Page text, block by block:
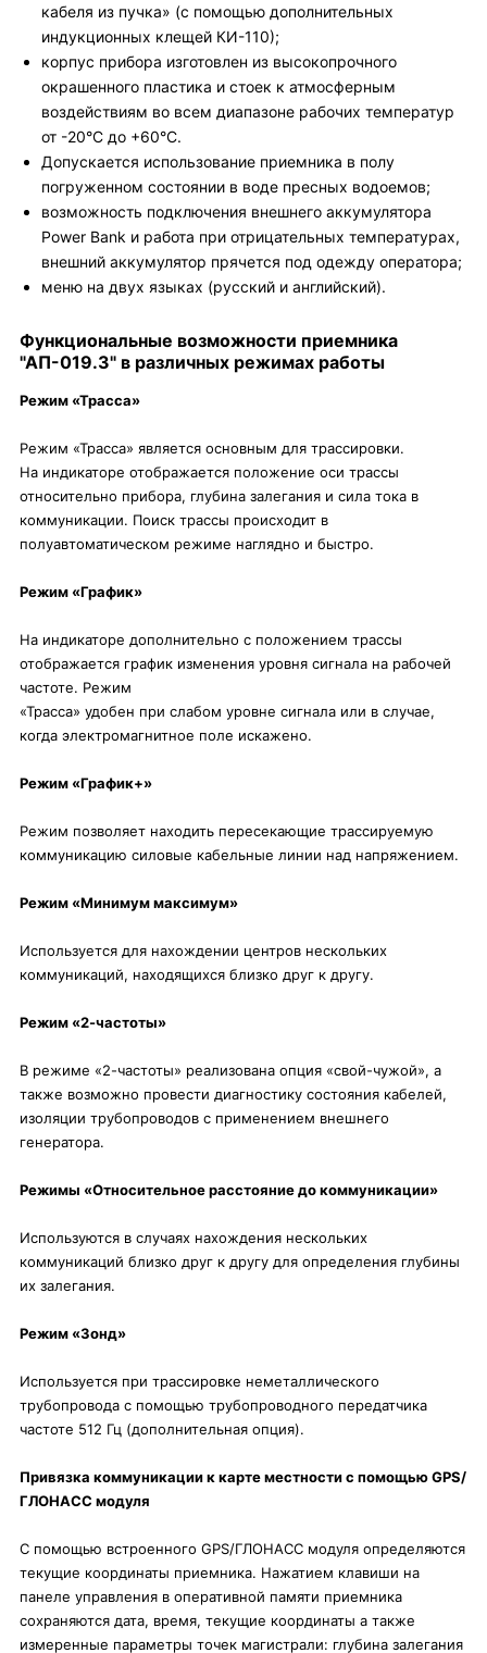
кабеля из пучка» (с помощью дополнительных
индукционных клещей КИ-110);
корпус прибора изготовлен из высокопрочного
окрашенного пластика и стоек к атмосферным
воздействиям во всем диапазоне рабочих температур
от -20°С до +60°С.
Допускается использование приемника в полу
погруженном состоянии в воде пресных водоемов;
возможность подключения внешнего аккумулятора
Power Bank и работа при отрицательных температурах,
внешний аккумулятор прячется под одежду оператора;
меню на двух языках (русский и английский).
Функциональные возможности приемника
"АП­-019.3" в различных режимах работы
Режим «Трасса»
Режим «Трасса» является основным для трассировки.
На индикаторе отображается положение оси трассы
относительно прибора, глубина залегания и сила тока в
коммуникации. Поиск трассы происходит в
полуавтоматическом режиме наглядно и быстро.
Режим «График»
На индикаторе дополнительно с положением трассы
отображается график изменения уровня сигнала на рабочей
частоте. Режим
«Трасса» удобен при слабом уровне сигнала или в случае,
когда электромагнитное поле искажено.
Режим «График+»
Режим позволяет находить пересекающие трассируемую
коммуникацию силовые кабельные линии над напряжением.
Режим «Минимум максимум»
Используется для нахождении центров нескольких
коммуникаций, находящихся близко друг к другу.
Режим «2-частоты»
В режиме «2-частоты» реализована опция «свой-чужой», а
также возможно провести диагностику состояния кабелей,
изоляции трубопроводов с применением внешнего
генератора.
Режимы «Относительное расстояние до коммуникации»
Используются в случаях нахождения нескольких
коммуникаций близко друг к другу для определения глубины
их залегания.
Режим «Зонд»
Используется при трассировке неметаллического
трубопровода с помощью трубопроводного передатчика
частоте 512 Гц (дополнительная опция).
Привязка коммуникации к карте местности с помощью GPS/
ГЛОНАСС ­модуля
С помощью встроенного GPS/ГЛОНАСС модуля определяются
текущие координаты приемника. Нажатием клавиши на
панеле управления в оперативной памяти приемника
сохраняются дата, время, текущие координаты а также
измеренные параметры точек магистрали: глубина залегания